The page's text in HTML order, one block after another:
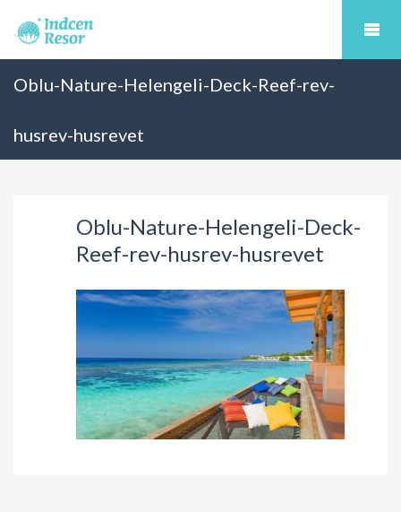
Oblu-Nature-Helengeli-Deck-Reef-rev-
husrev-husrevet
Oblu-Nature-Helengeli-Deck-
Reef-rev-husrev-husrevet